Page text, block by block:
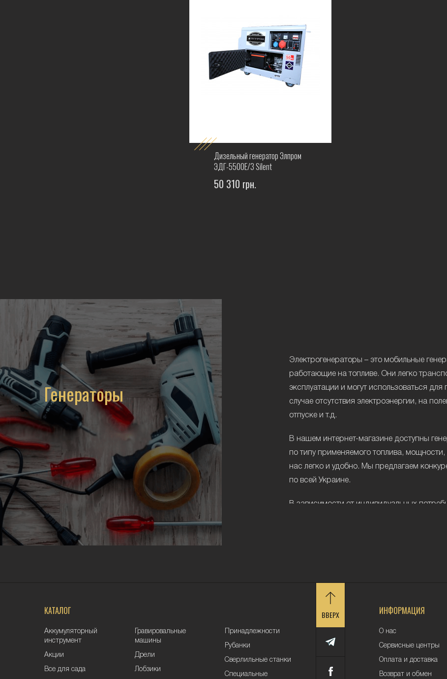
Дизельный генератор Элпром
ЭДГ-5500Е/3 Silent
50 310 грн.
Генераторы
Электрогенераторы – это мобильные
работающие на топливе. Они легко
эксплуатации и могут использоваться
случае отсутствия электроэнергии, на
отпуске и т.д.
В нашем интернет-магазине доступны
по типу применяемого топлива,
нас легко и удобно. Мы предлагаем
по всей Украине.
В зависимости от индивидуальных
бензиновые (для генерации
дизельные (для генерации
топливо).
Преимущества и
типов генераторов
Преимущества дизель-генераторов:
КАТАЛОГ
Аккумуляторный
инструмент
Акции
Все для сада
Гравировальные
машины
Дрели
Лобзики
Принадлежности
Рубанки
Сверлильные станки
Специальные
ВВЕРХ ИНФОРМАЦИЯ
О нас
Сервисные центры
Оплата и доставка
Возврат и обмен